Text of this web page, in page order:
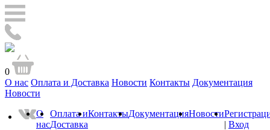
0
О нас Оплата и Доставка Новости Контакты Документация
Новости
О
нас
Оплата и
Доставка
КонтактыДокументацияНовости
| Вход